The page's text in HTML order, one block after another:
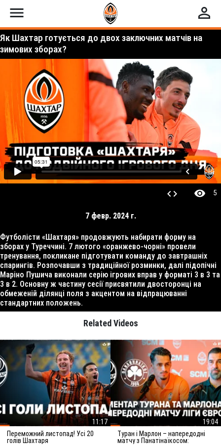
menu perm_identity
Як Шахтар готується до двох заключних матчів на
зимових зборах?
code visibility 5
7 февр. 2024 г.
Футболісти «Шахтаря» продовжують набирати форму на
зборах у Туреччині. 7 лютого «оранжево-чорні» провели
тренування, покликане підготувати команду до завтрашніх
спарингів. Розпочавши з традиційної розминки, далі підопічні
Маріно Пушича виконали серію ігрових вправ у форматі 3 в 3 та
3 в 2. Основну ж частину сесії присвятили двосторонці на
обмеженій ділянці поля з акцентом на відпрацюванні
стандартних положень.
Related Videos
11:17
Переможний листопад! Усі 20
голів Шахтаря
19:04
Туран і Марлон – напередодні
матчу з Панатінаїкосом: